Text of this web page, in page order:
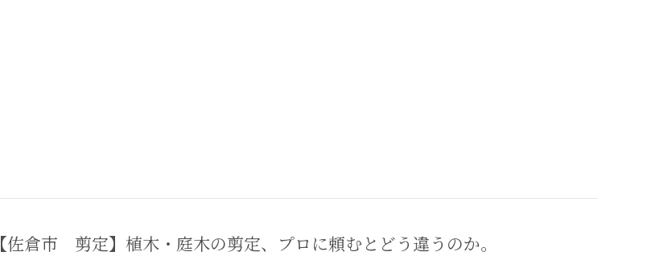
【佐倉市 剪定】植木・庭木の剪定、プロに頼むとどう違うのか。